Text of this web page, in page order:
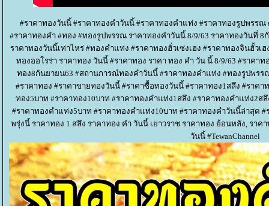
#ราคาทองวันนี้ #ราคาทองคำวันนี้ #ราคาทองคำแท่ง #ราคาทองรูปพรร
#ราคาทองคำ #ทอง #ทองรูปพรรณ ราคาทองคำวันนี้ 8/9/63 ราคาทองวันที่
ราคาทองวันนี้เท่าไหร่ #ทองคำแท่ง #ราคาทองฮั่วเซ่งเฮง #ราคาทองจินฮั้ว
ทองออโรร่า ราคาทอง วันนี้ #ราคาทอง ราคา ทอง คํา วัน นี้ 8/9/63 #ราคา
ทอง8กันยายน63 #สถานการณ์ทองคำวันนี้ #ราคาทองคําแท่ง #ทองรูปพร
#ราคาทอง #ราคาขายทองวันนี้ #ราคาซื้อทองวันนี้ #ราคาทอง1สลึง #ราคา
ทอง5บาท #ราคาทอง10บาท #ราคาทองคำแท่ง1สลึง #ราคาทองคำแท่ง2
#ราคาทองคำแท่ง5บาท #ราคาทองคำแท่ง10บาท #ราคาทองคําวันนี้ล่าสุด
พรุ่งนี้ ราคาทอง 1 สลึง ราคาทอง คํา วันนี้ เยาวราช ราคาทอง ย้อนหลัง, ราคา
วันนี้ #TewanChannel